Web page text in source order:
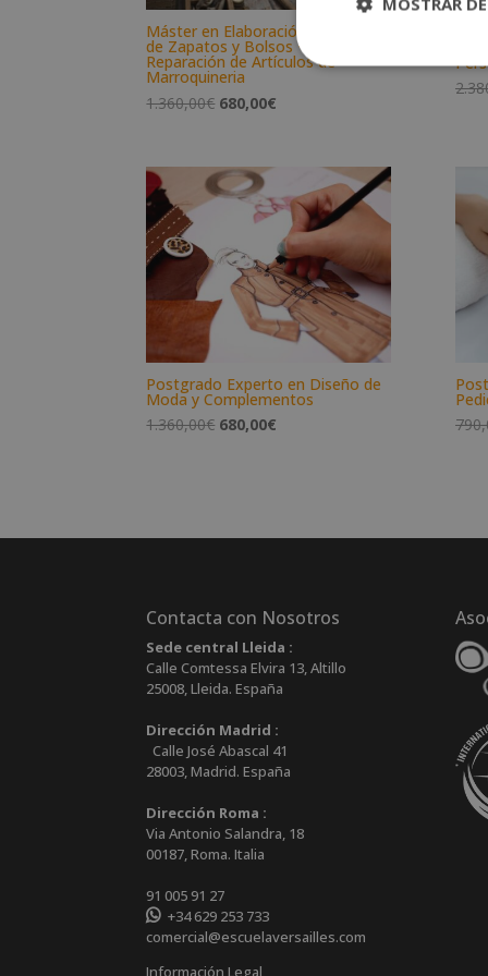
Máster en Elaboración Artesanal
de Zapatos y Bolsos + Máster en
Reparación de Artículos de
Marroquineria
1.360,00€ El
era:
1.360,00€.
680,00€
680,00€.
Postgrado Experto en Diseño de
Moda y Complementos
1.360,00€ El
680,00€
Contacta con Nosotros
Sede central Lleida :
Calle Comtessa Elvira 13, Altillo
25008 ,Lleida.España
Dirección Madrid :
Calle José Abascal 41
28003 ,Madrid.España
Dirección Roma :
Via Antonio Salandra, 18
00187, Roma. Italia
91 005 91 27
+34 629 253 733
comercial@escuelaversailles.com
Información Legal